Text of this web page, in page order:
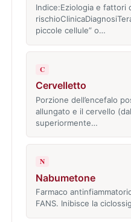
Indice:Eziologia e fattori
piccole cellule” o…
C
Cervelletto
Porzione dell’encefalo
allungato e il cervello
superiormente…
N
Nabumetone
Farmaco
FANS. Inibisce la